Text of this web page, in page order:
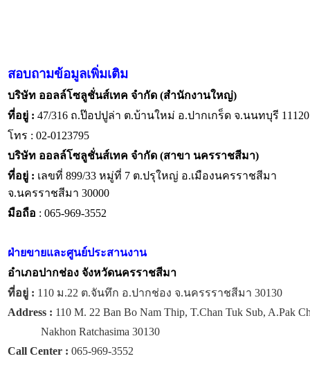
สอบถามข้อมูลเพิ่มเติม
บริษัท ออลล์โซลูชั่นส์เทค จำกัด (สำนักงานใหญ่)
ที่อยู่ : 47/316 ถ.ป๊อปปูล่า ต.บ้านใหม่ อ.ปากเกร็ด จ.นนทบุรี 11120
โทร : 02-0123795
บริษัท ออลล์โซลูชั่นส์เทค จำกัด (สาขา นครราชสีมา)
ที่อยู่ : เลขที่ 899/33 หมู่ที่ 7 ต.ปรุใหญ่ อ.เมืองนครราชสีมา
จ.นครราชสีมา 30000
มือถือ : 065-969-3552
ฝ่ายขายและศูนย์ประสานงาน
อำเภอปากช่อง จังหวัดนครราชสีมา
ที่อยู่ : 110 ม.22 ต.จันทึก อ.ปากช่อง จ.นครรราชสีมา 30130
Address : 110 M. 22 Ban Bo Nam Thip, T.Chan Tuk Sub, A.Pak
Nakhon Ratchasima 30130
Call Center : 065-969-3552